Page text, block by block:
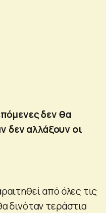
δεν θα
δεν αλλάξουν οι
από όλες τις
δινόταν τεράστια